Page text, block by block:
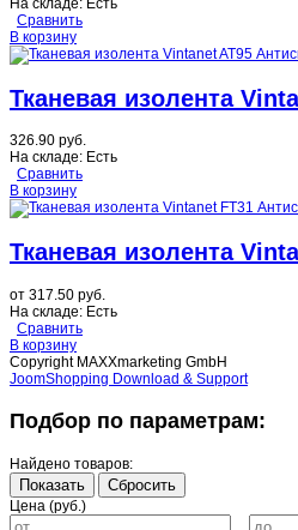
На складе: Есть
Сравнить
В корзину
Тканевая изолента
326.90 руб.
На складе: Есть
Сравнить
В корзину
Тканевая изолента
от 317.50 руб.
На складе: Есть
Сравнить
В корзину
Copyright MAXXmarketing GmbH
JoomShopping Download & Support
Подбор по параметрам:
Найдено товаров:
Показать Сбросить
Цена (руб.)